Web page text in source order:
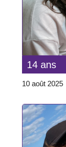
14 ans
10 août 2025